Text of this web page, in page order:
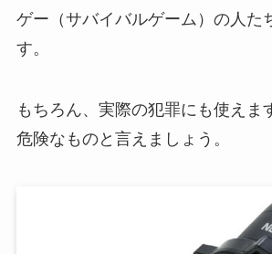
ゲー（サバイバルゲーム）の人た
す。
もちろん、実際の犯罪にも使えま
危険なものと言えましょう。